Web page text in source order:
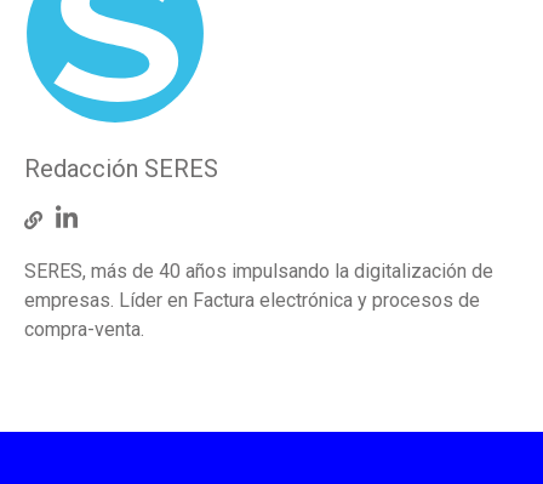
Redacción SERES
SERES, más de 40 años impulsando la digitalización de
empresas. Líder en Factura electrónica y procesos de
compra-venta.